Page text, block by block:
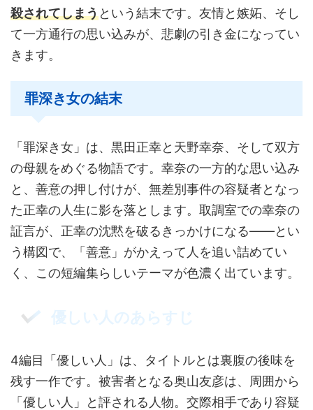
殺されてしまうという結末です。友情と嫉妬、そし
て一方通行の思い込みが、悲劇の引き金になってい
きます。
罪深き女の結末
「罪深き女」は、黒田正幸と天野幸奈、そして双方
の母親をめぐる物語です。幸奈の一方的な思い込み
と、善意の押し付けが、無差別事件の容疑者となっ
た正幸の人生に影を落とします。取調室での幸奈の
証言が、正幸の沈黙を破るきっかけになる——とい
う構図で、「善意」がかえって人を追い詰めてい
く、この短編集らしいテーマが色濃く出ています。
優しい人のあらすじ
4編目「優しい人」は、タイトルとは裏腹の後味を
残す一作です。被害者となる奥山友彦は、周囲から
「優しい人」と評される人物。交際相手であり容疑